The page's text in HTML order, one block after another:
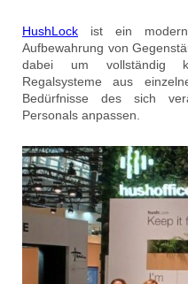
HushLock ist ein
Aufbewahrung von
dabei um vollständig
Regalsysteme aus
Bedürfnisse des sich
Personals anpassen.